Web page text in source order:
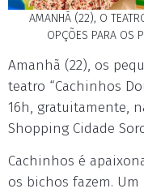
AMANHÃ (22), O
OPÇÕES PARA OS
Amanhã (22), os
teatro “Cachinhos
16h, gratuitamente,
Shopping Cidade
Cachinhos é
os bichos fazem.